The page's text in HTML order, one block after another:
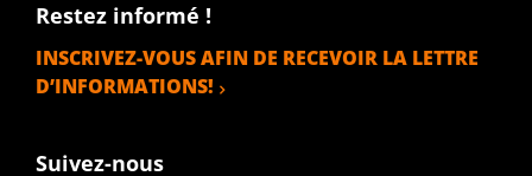
Restez informé !
INSCRIVEZ-VOUS AFIN DE RECEVOIR LA LETTRE
D’INFORMATIONS!
Suivez-nous